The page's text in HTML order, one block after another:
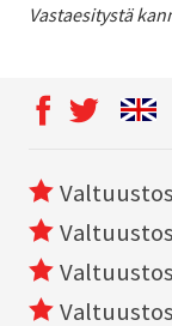
Vastaesitystä